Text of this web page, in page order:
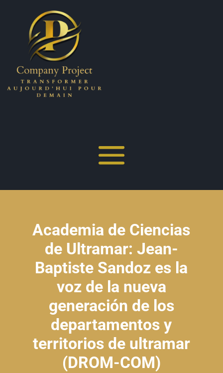
Academia de Ciencias
de Ultramar: Jean-
Baptiste Sandoz es la
voz de la nueva
generación de los
departamentos y
territorios de ultramar
(DROM-COM)